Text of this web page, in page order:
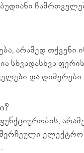
არამედ თქვენი
სხვადასხვა
და დიმერები.